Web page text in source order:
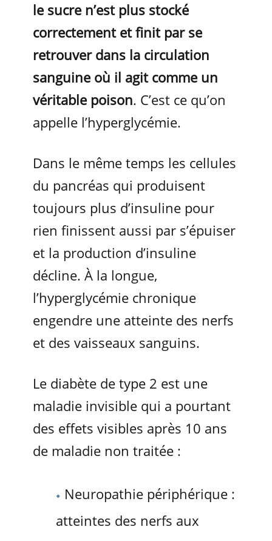
le sucre n’est plus stocké
correctement et finit par se
retrouver dans la circulation
sanguine où il agit comme un
véritable poison. C’est ce qu’on
appelle l’hyperglycémie.
Dans le même temps les cellules
du pancréas qui produisent
toujours plus d’insuline pour
rien finissent aussi par s’épuiser
et la production d’insuline
décline. À la longue,
l’hyperglycémie chronique
engendre une atteinte des nerfs
et des vaisseaux sanguins.
Le diabète de type 2 est une
maladie invisible qui a pourtant
des effets visibles après 10 ans
de maladie non traitée :
Neuropathie périphérique :
atteintes des nerfs aux